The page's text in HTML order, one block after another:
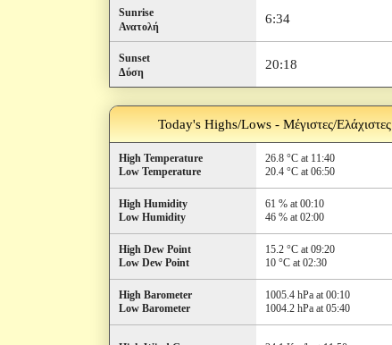
Sunrise
Ανατολή
6:34
Sunset
Δύση
20:18
Today's Highs/Lows - Μέγιστες/Ελάχιστες
High Temperature
Low Temperature
26.8 °C at 11:40
20.4 °C at 06:50
High Humidity
Low Humidity
61 % at 00:10
46 % at 02:00
High Dew Point
Low Dew Point
15.2 °C at 09:20
10 °C at 02:30
High Barometer
Low Barometer
1005.4 hPa at 00:10
1004.2 hPa at 05:40